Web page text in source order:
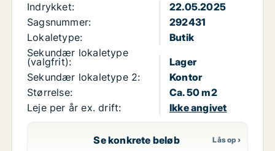
Indrykket:
22.05.2025
Sagsnummer:
292431
Lokaletype:
Butik
Sekundær lokaletype
(valgfrit):
Lager
Sekundær lokaletype 2:
Kontor
Størrelse:
Ca. 50 m2
Leje per år ex. drift:
Ikke angivet
Se konkrete beløb